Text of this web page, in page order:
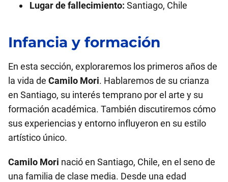
Lugar de fallecimiento: Santiago, Chile
Infancia y formación
En esta sección, exploraremos los primeros años de
la vida de Camilo Mori. Hablaremos de su crianza
en Santiago, su interés temprano por el arte y su
formación académica. También discutiremos cómo
sus experiencias y entorno influyeron en su estilo
artístico único.
Camilo Mori nació en Santiago, Chile, en el seno de
una familia de clase media. Desde una edad